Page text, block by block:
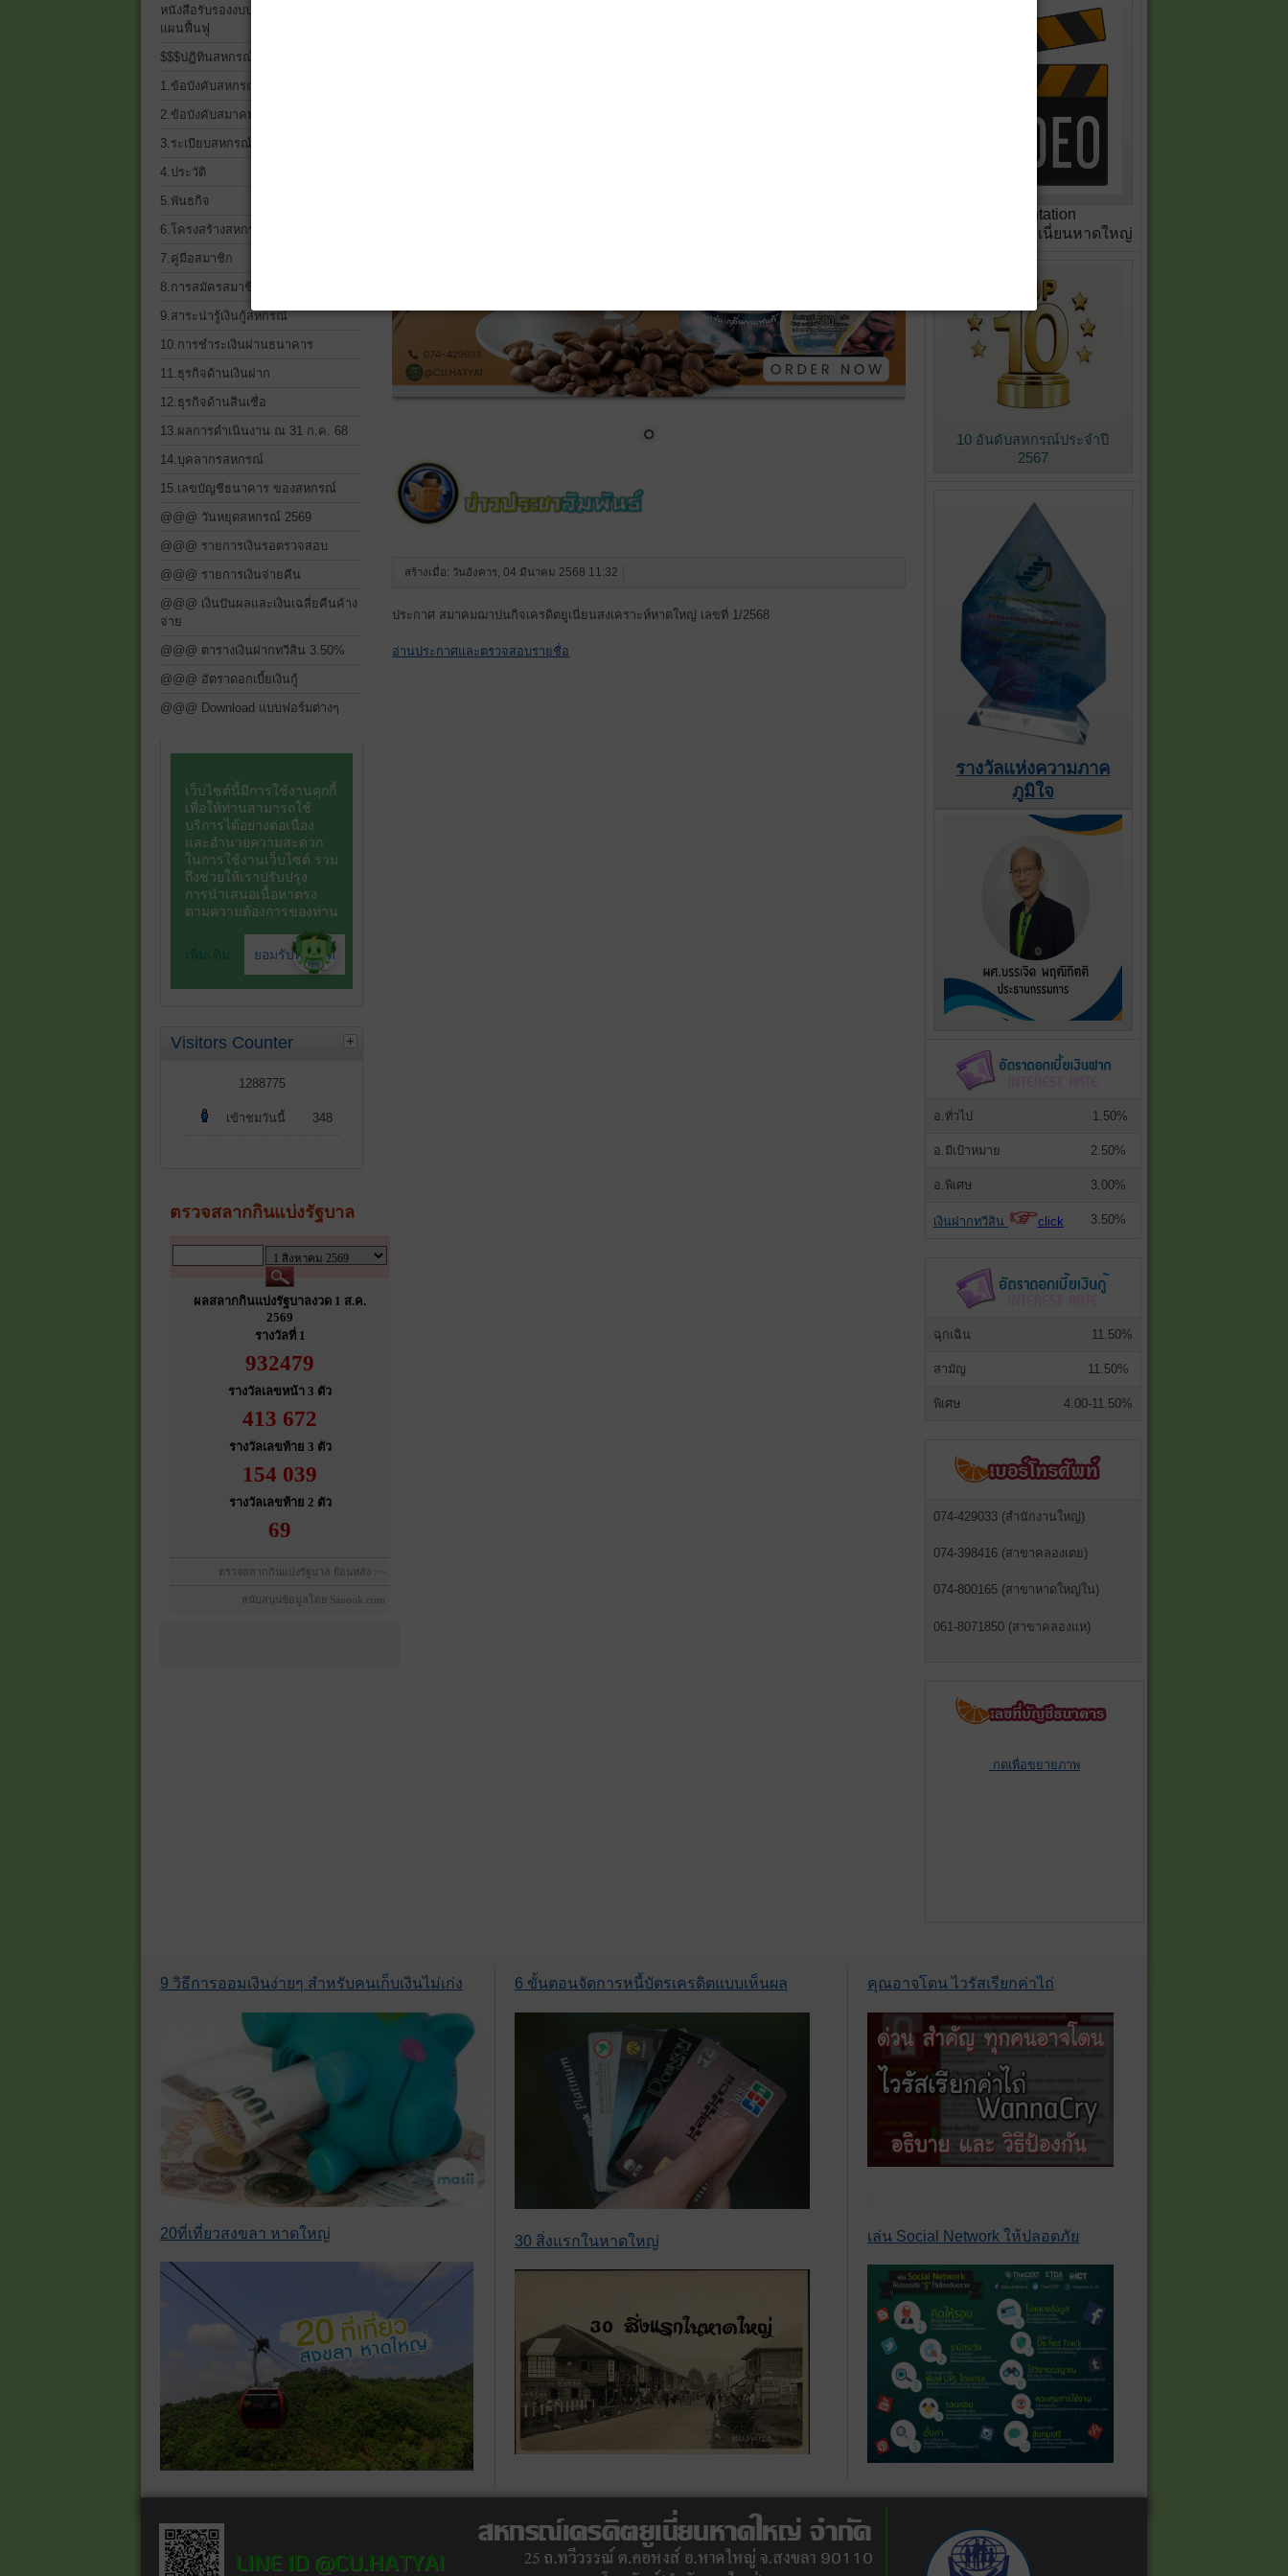
หนังสือรับรองงบประจำปี 2568 และ
แผนฟื้นฟู
$$$ปฏิทินสหกรณ์$$$
1.ข้อบังคับสหกรณ์
2.ข้อบังคับสมาคมฌาปนกิจฯ
3.ระเบียบสหกรณ์ ทั้งหมด
4.ประวัติ
5.พันธกิจ
6.โครงสร้างสหกรณ์เครดิตยูเนี่ยน
7.คู่มือสมาชิก
8.การสมัครสมาชิก
9.สาระน่ารู้เงินกู้สหกรณ์
10.การชำระเงินผ่านธนาคาร
11.ธุรกิจด้านเงินฝาก
12.ธุรกิจด้านสินเชื่อ
13.ผลการดำเนินงาน ณ 31 ก.ค. 68
14.บุคลากรสหกรณ์
15.เลขบัญชีธนาคาร ของสหกรณ์
@@@ วันหยุดสหกรณ์ 2569
@@@ รายการเงินรอตรวจสอบ
@@@ รายการเงินจ่ายคืน
@@@ เงินปันผลและเงินเฉลี่ยคืนค้าง
จ่าย
@@@ ตารางเงินฝากทวีสิน 3.50%
@@@ อัตราดอกเบี้ยเงินกู้
@@@ Download แบบฟอร์มต่างๆ
Visitors Counter
1288775
เข้าชมวันนี้ 348
สร้างเมื่อ: วันอังคาร, 04 มีนาคม 2568 11:32
ประกาศ สมาคมฌาปนกิจเครดิตยูเนี่ยนสงเคราะห์หาดใหญ่ เลขที่ 1/2568
อ่านประกาศและตรวจสอบรายชื่อ
Presentation
สหกรณ์เครดิตยูเนี่ยนหาดใหญ่
10 อันดับสหกรณ์ประจำปี
2567
รางวัลแห่งความภาค
ภูมิใจ
อ.ทั่วไป 1.50%
อ.มีเป้าหมาย 2.50%
อ.พิเศษ 3.00%
เงินฝากทวีสิน click 3.50%
ฉุกเฉิน 11.50%
สามัญ 11.50%
พิเศษ 4.00-11.50%
074-429033 (สำนักงานใหญ่)
074-398416 (สาขาคลองเตย)
074-800165 (สาขาหาดใหญ่ใน)
061-8071850 (สาขาคลองแห)
กดเพื่อขยายภาพ
9 วิธีการออมเงินง่ายๆ สำหรับคนเก็บเงินไม่เก่ง
20ที่เที่ยวสงขลา หาดใหญ่
6 ขั้นตอนจัดการหนี้บัตรเครดิตแบบเห็นผล
30 สิ่งแรกในหาดใหญ่
คุณอาจโดน ไวรัสเรียกค่าไถ่
เล่น Social Network ให้ปลอดภัย